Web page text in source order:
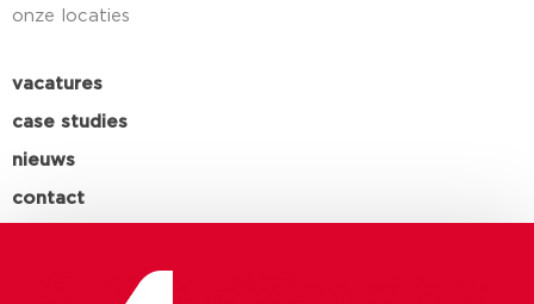
onze locaties
vacatures
case studies
nieuws
contact